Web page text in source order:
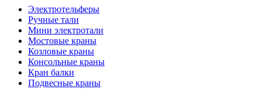
Электротельферы
Ручные тали
Мини электротали
Мостовые краны
Козловые краны
Консольные краны
Кран балки
Подвесные краны